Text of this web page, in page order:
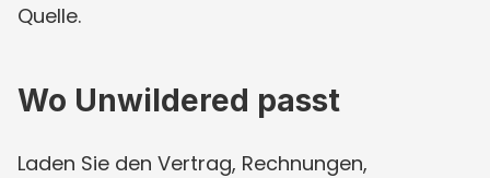
Quelle.
Wo Unwildered passt
Laden Sie den Vertrag, Rechnungen,